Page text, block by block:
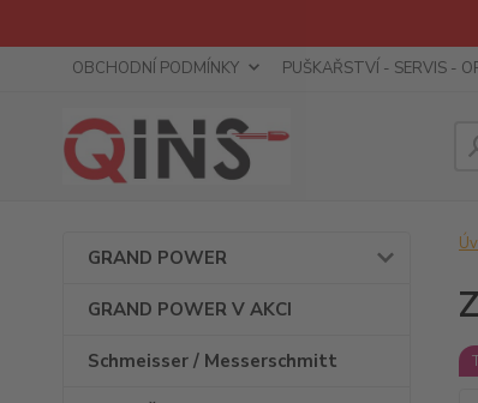
OBCHODNÍ PODMÍNKY PUŠKAŘSTVÍ - SERVIS -
GRAND POWER
GRAND POWER V AKCI
Schmeisser / Messerschmitt